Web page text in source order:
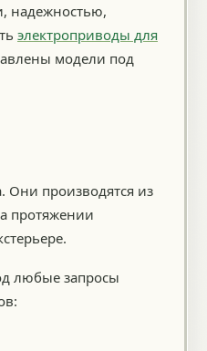
надежностью,
электроприводы для
модели под
Они производятся из
протяжении
любые запросы